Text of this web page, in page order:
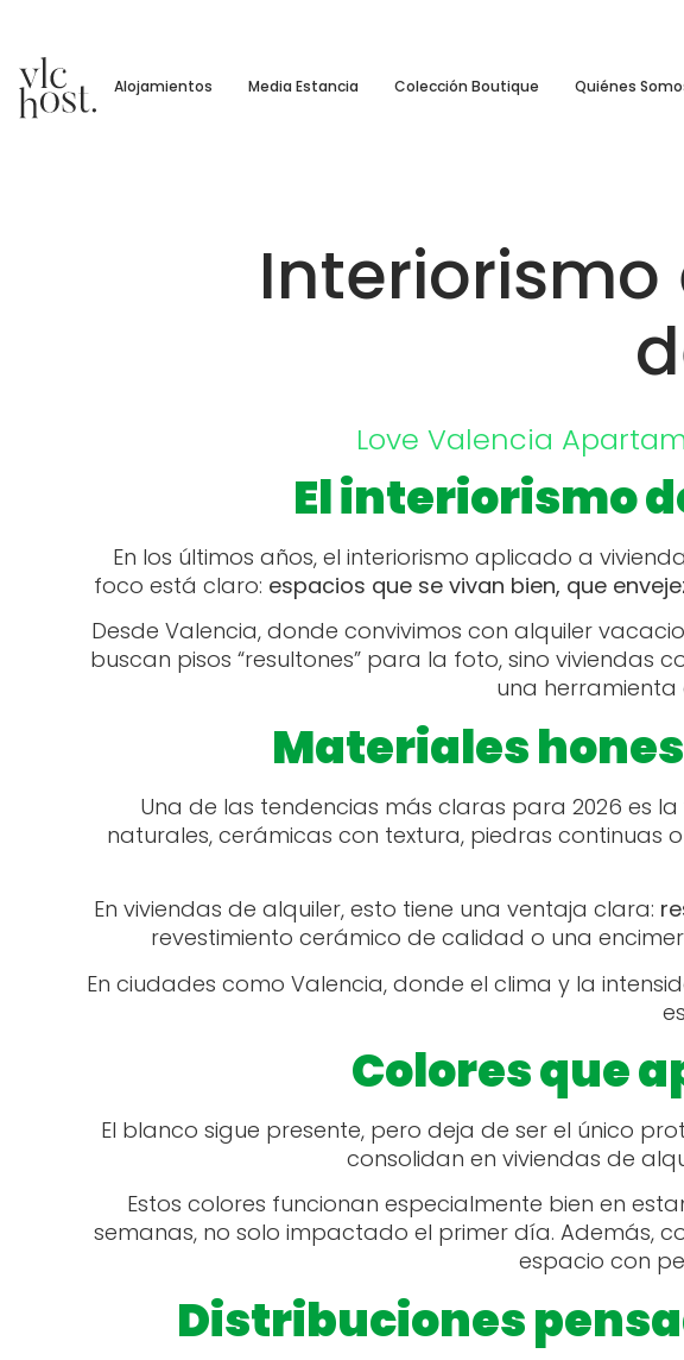
Alojamientos Media Estancia Colección Boutique Quiénes
Interiorismo
Love Valencia
El interiorismo
En los últimos años, el interiorismo aplicado a
foco está claro: espacios que se vivan bien, que
Desde Valencia, donde convivimos con alquiler
buscan pisos “resultones” para la foto, sino viviendas
una herramienta
Materiales
Una de las tendencias más claras para 2026 es
naturales, cerámicas con textura, piedras
En viviendas de alquiler, esto tiene una ventaja clara:
revestimiento cerámico de calidad o una
En ciudades como Valencia, donde el clima y la
Colores que
El blanco sigue presente, pero deja de ser el único
consolidan en viviendas de
Estos colores funcionan especialmente bien en
semanas, no solo impactado el primer día. Además,
espacio con
Distribuciones